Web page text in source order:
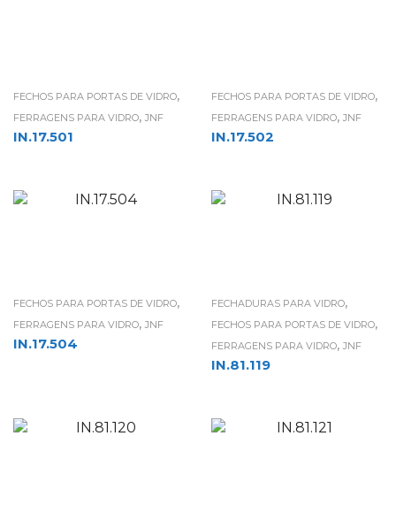
FECHOS PARA PORTAS DE VIDRO,
FERRAGENS PARA VIDRO, JNF
IN.17.501
FECHOS PARA PORTAS DE VIDRO,
FERRAGENS PARA VIDRO, JNF
IN.17.502
FECHOS PARA PORTAS DE VIDRO,
FERRAGENS PARA VIDRO, JNF
IN.17.504
FECHADURAS PARA VIDRO,
FECHOS PARA PORTAS DE VIDRO,
FERRAGENS PARA VIDRO, JNF
IN.81.119